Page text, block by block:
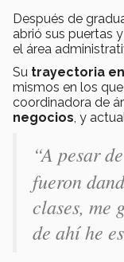
Después de
abrió sus puertas
el área
Su trayectoria
mismos en los
coordinadora de
negocios, y
“A pesar de
fueron
clases, me
de ahí he